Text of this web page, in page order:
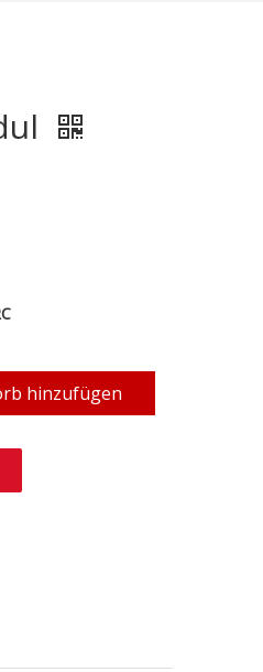
hinzufügen